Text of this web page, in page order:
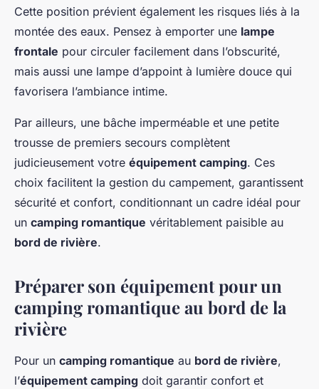
Cette position prévient également les risques liés à la
montée des eaux. Pensez à emporter une lampe
frontale pour circuler facilement dans l’obscurité,
mais aussi une lampe d’appoint à lumière douce qui
favorisera l’ambiance intime.
Par ailleurs, une bâche imperméable et une petite
trousse de premiers secours complètent
judicieusement votre équipement camping. Ces
choix facilitent la gestion du campement, garantissent
sécurité et confort, conditionnant un cadre idéal pour
un camping romantique véritablement paisible au
bord de rivière.
Préparer son équipement pour un
camping romantique au bord de la
rivière
Pour un camping romantique au bord de rivière,
l’équipement camping doit garantir confort et